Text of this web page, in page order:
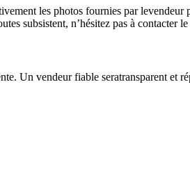
les photos fournies par levendeur
subsistent, n’hésitez pas à contacter
Un vendeur fiable seratransparent et